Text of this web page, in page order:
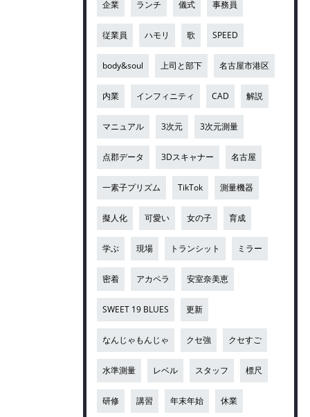
企業 ランチ 儀式 事務員
従業員 ハモリ 歌 SPEED
body&soul 上司と部下 名古屋市港区
内業 インフィニティ CAD 解説
マニュアル 3次元 3次元測量
点郡データ 3Dスキャナー 名古屋
一素子プリズム TikTok 測量機器
擬人化 可愛い 女の子 育成
学ぶ 現場 トランシット ミラー
密着 アカペラ 安室奈美恵
SWEET 19 BLUES 更新
なんじゃもんじゃ クセ強 クセすご
水準測量 レベル スタッフ 標尺
研修 講習 年末年始 休業